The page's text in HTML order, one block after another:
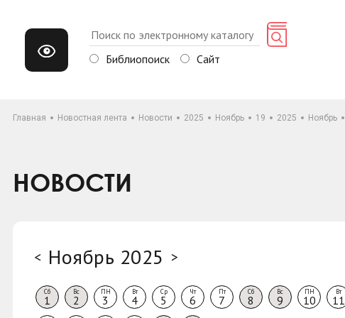
Библиопоиск Сайт
Главная Новостная лента Новости 2025 Ноябрь 19 2025 Ноябрь
НОВОСТИ
< Ноябрь 2025 >
Сб
1
Вс
2
ПН
3
Вт
4
Ср
5
Чт
6
Пт
7
Сб
8
Вс
9
ПН
10
Вт
11